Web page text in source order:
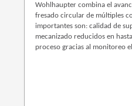
Wohlhaupter combina el
fresado circular de múltiples
importantes son: calidad de
mecanizado reducidos en
proceso gracias al monitoreo